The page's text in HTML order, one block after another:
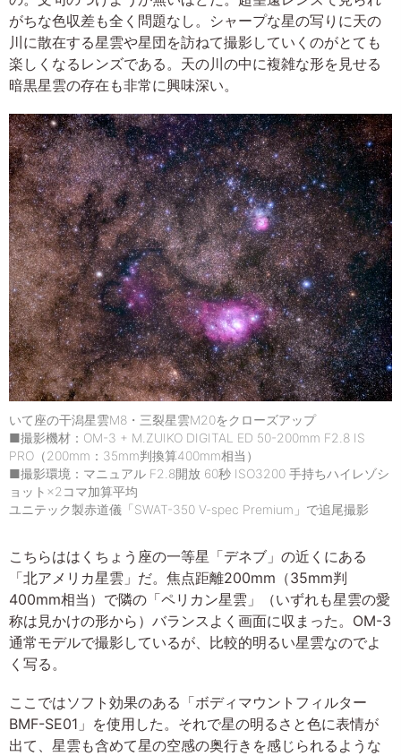
がちな色収差も全く問題なし。シャープな星の写りに天の
川に散在する星雲や星団を訪ねて撮影していくのがとても
楽しくなるレンズである。天の川の中に複雑な形を見せる
暗黒星雲の存在も非常に興味深い。
いて座の干潟星雲M8・三裂星雲M20をクローズアップ
■撮影機材：OM-3 + M.ZUIKO DIGITAL ED 50-200mm F2.8 IS
PRO（200mm：35mm判換算400mm相当）
■撮影環境：マニュアル F2.8開放 60秒 ISO3200 手持ちハイレゾシ
ョット×2コマ加算平均
ユニテック製赤道儀「SWAT-350 V-spec Premium」で追尾撮影
こちらははくちょう座の一等星「デネブ」の近くにある
「北アメリカ星雲」だ。焦点距離200mm（35mm判
400mm相当）で隣の「ペリカン星雲」（いずれも星雲の愛
称は見かけの形から）バランスよく画面に収まった。OM-3
通常モデルで撮影しているが、比較的明るい星雲なのでよ
く写る。
ここではソフト効果のある「ボディマウントフィルター
BMF-SE01」を使用した。それで星の明るさと色に表情が
出て、星雲も含めて星の空感の奥行きを感じられるような